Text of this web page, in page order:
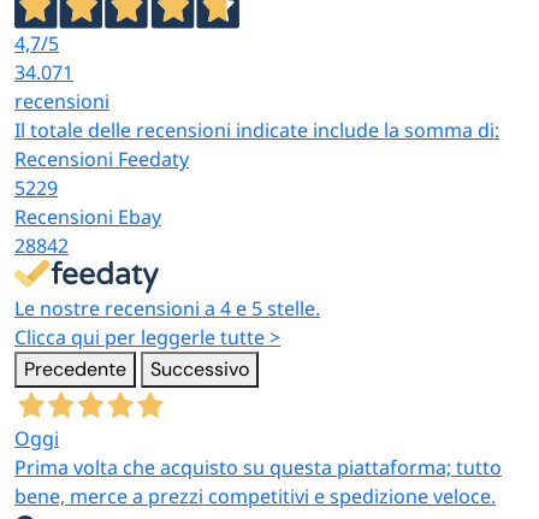
4,7/5
34.071
recensioni
Il totale delle recensioni indicate include la somma di:
Recensioni Feedaty
5229
Recensioni Ebay
28842
Le nostre recensioni a 4 e 5 stelle.
Clicca qui per leggerle tutte >
Precedente Successivo
Oggi
Prima volta che acquisto su questa piattaforma; tutto
bene, merce a prezzi competitivi e spedizione veloce.